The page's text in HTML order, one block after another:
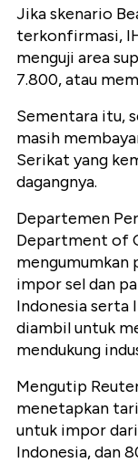
Jika skenario
terkonfirmasi,
menguji area
7.800, atau
Sementara itu,
masih
Serikat yang
dagangnya.
Departemen
Department of
mengumumkan
impor sel dan
Indonesia serta
diambil untuk
mendukung
Mengutip
menetapkan
untuk impor
Indonesia, dan